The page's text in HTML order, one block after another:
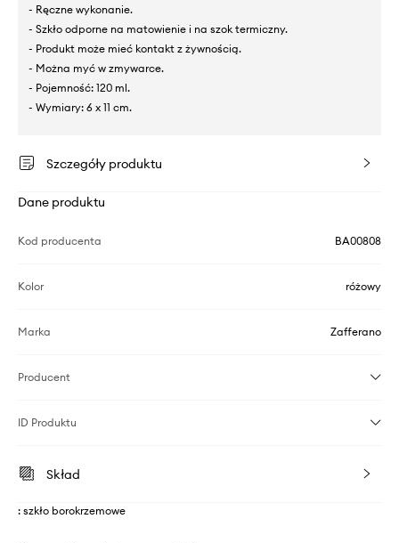
- Ręczne wykonanie.
- Szkło odporne na matowienie i na szok termiczny.
- Produkt może mieć kontakt z żywnością.
- Można myć w zmywarce.
- Pojemność: 120 ml.
- Wymiary: 6 x 11 cm.
Szczegóły produktu
Dane produktu
Kod producenta BA00808
Kolor różowy
Marka Zafferano
Producent
ID Produktu
Skład
: szkło borokrzemowe